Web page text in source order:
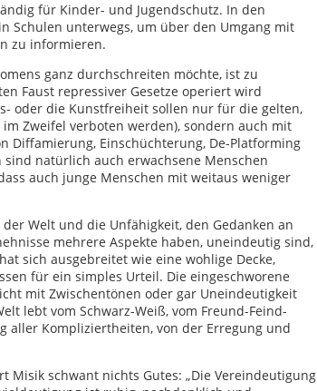
für Kinder- und Jugendschutz. In den
Schulen unterwegs, um über den Umgang mit
zu informieren.
ganz durchschreiten möchte, ist zu
Faust repressiver Gesetze operiert wird
oder die Kunstfreiheit sollen nur für die gelten,
Zweifel verboten werden), sondern auch mit
Diffamierung, Einschüchterung, De-Platforming
natürlich auch erwachsene Menschen
auch junge Menschen mit weitaus weniger
Welt und die Unfähigkeit, den Gedanken an
mehrere Aspekte haben, uneindeutig sind,
sich ausgebreitet wie eine wohlige Decke,
für ein simples Urteil. Die eingeschworene
mit Zwischentönen oder gar Uneindeutigkeit
lebt vom Schwarz-Weiß, vom Freund-Feind-
aller Kompliziertheiten, von der Erregung und
Misik schwant nichts Gutes: „Die Vereindeutigung